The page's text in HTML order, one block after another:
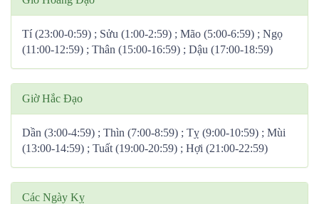
Tí (23:00-0:59) ; Sửu (1:00-2:59) ; Mão (5:00-6:59) ; Ngọ
(11:00-12:59) ; Thân (15:00-16:59) ; Dậu (17:00-18:59)
Giờ Hắc Đạo
Dần (3:00-4:59) ; Thìn (7:00-8:59) ; Tỵ (9:00-10:59) ; Mùi
(13:00-14:59) ; Tuất (19:00-20:59) ; Hợi (21:00-22:59)
Các Ngày Kỵ